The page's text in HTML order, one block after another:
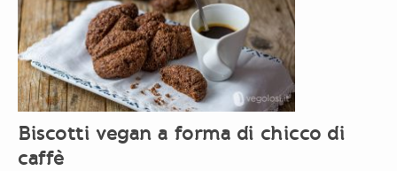
Biscotti vegan a forma di chicco di
caffè